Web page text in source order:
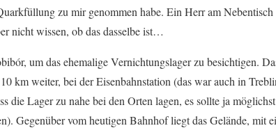
zu mir genommen habe. Ein Herr am Nebentisch
nicht wissen, ob das dasselbe ist…
um das ehemalige Vernichtungslager zu besichtigen.
km weiter, bei der Eisenbahnstation (das war auch in
die Lager zu nahe bei den Orten lagen, es sollte ja
Gegenüber vom heutigen Bahnhof liegt das Gelände, mit